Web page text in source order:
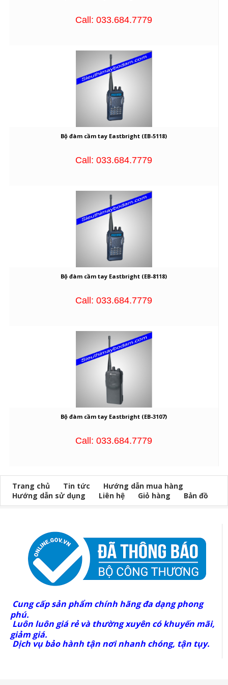
Call: 033.684.7779
Bộ đàm cầm tay Eastbright (EB-5118)
Call: 033.684.7779
Bộ đàm cầm tay Eastbright (EB-8118)
Call: 033.684.7779
Bộ đàm cầm tay Eastbright (EB-3107)
Call: 033.684.7779
Trang chủ Tin tức
Hướng dẫn mua hàng
Hướng dẫn sử dụng
Liên hệ Giỏ hàng Bản đồ
Cung cấp sản phẩm chính hãng đa dạng phong
phú.
Luôn luôn giá rẻ và thường xuyên có khuyến mãi,
giảm giá.
Dịch vụ bảo hành tận nơi nhanh chóng, tận tụy.